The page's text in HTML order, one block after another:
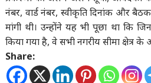
नंबर, वार्ड नंबर, स्वीकृति दिनांक और
मांगी थी। उन्होंने यह भी पूछा था कि
किया गया है, वे सभी नगरीय सीमा क्षेत्र
Share: